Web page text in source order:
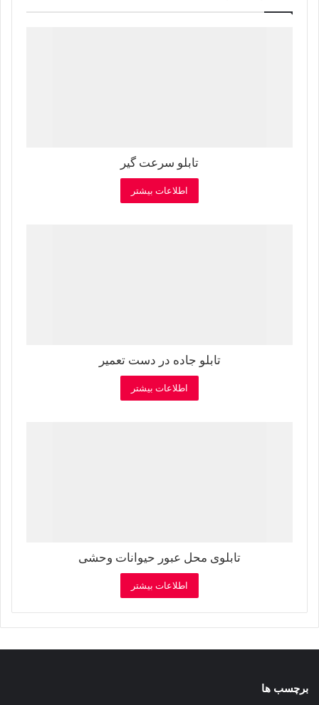
تابلو سرعت گیر
اطلاعات بیشتر
تابلو جاده در دست تعمیر
اطلاعات بیشتر
تابلوی محل عبور حیوانات وحشی
اطلاعات بیشتر
برچسب ها